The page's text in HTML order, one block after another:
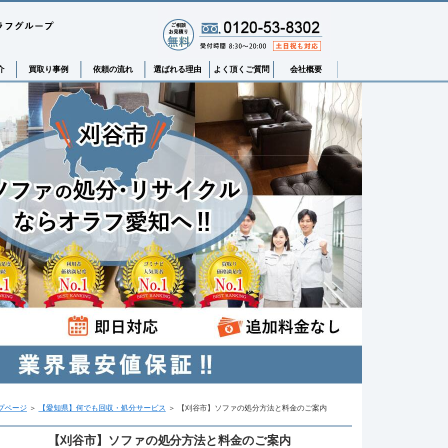
買取り事例 依頼の流れ 選ばれる理由 よく頂くご質問 会社概要
ページ ＞ 【愛知県】何でも回収・処分サービス ＞ 【刈谷市】ソファの処分方法と料金のご案内
【刈谷市】ソファの処分方法と料金のご案内